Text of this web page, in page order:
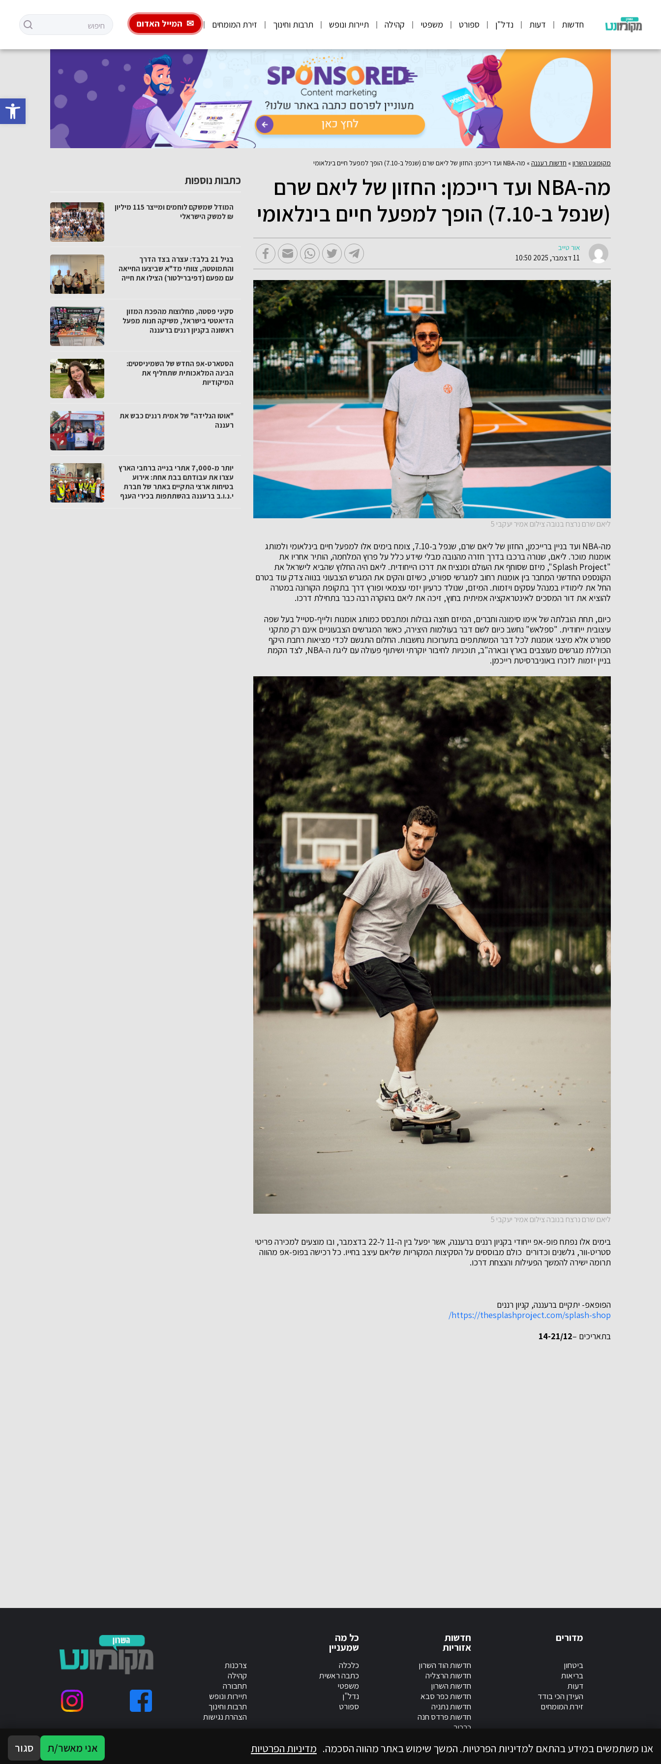
פתח
חדשות דעות נדל"ן ספורט משפטי קהילה תיירות ונופש תרבות וחינוך זירת המומחים המייל האדום
מקומונט השרון» חדשות רעננה» מה-NBA ועד רייכמן: החזון של ליאם שרם (שנפל ב-7.10) הופך למפעל חיים בינלאומי
מה-NBA ועד רייכמן: החזון של ליאם שרם
(שנפל ב-7.10) הופך למפעל חיים בינלאומי
אור טייב
11 דצמבר, 2025 10:50
ליאם שרם נרצח בנובה צילום אמיר יעקבי 5
מה-NBA ועד בניין ברייכמן, החזון של ליאם שרם, שנפל ב-7.10, צומח בימים אלו למפעל חיים בינלאומי ולמותג
אומנות מוכר. ליאם, שנורה ברכבו בדרך חזרה מהנובה מבלי שידע כלל על פרוץ המלחמה, הותיר אחריו את
"Splash Project", מיזם שסוחף את העולם ומנציח את דרכו הייחודית. ליאם היה החלוץ שהביא לישראל את
הקונספט החדשני המחבר בין אומנות רחוב למגרשי ספורט, כשיזם והקים את המגרש הצבעוני בנווה צדק עוד בטרם
החל את לימודיו במנהל עסקים ויזמות. המיזם, שנולד כרעיון יזמי עצמאי ופורץ דרך בתקופת הקורונה במטרה
להוציא את דור המסכים לאינטראקציה אמיתית בחוץ, זיכה את ליאם בהוקרה רבה כבר בתחילת דרכו.
כיום, תחת הובלתה של אימו סימונה וחברים, המיזם חוצה גבולות ומתבסס כמותג אומנות ולייף-סטייל בעל שפה
עיצובית ייחודית. "ספלאש" נחשב כיום לשם דבר בעולמות היצירה, כאשר המגרשים הצבעוניים אינם רק מתקני
ספורט אלא מיצגי אומנות לכל דבר המשתתפים בתערוכות נחשבות. החלום התגשם לכדי מציאות רחבת היקף
הכוללת מגרשים מעוצבים בארץ ובארה"ב, תוכניות לחיבור יוקרתי ושיתוף פעולה עם ליגת ה-NBA, לצד הקמת
בניין יזמות לזכרו באוניברסיטת רייכמן.
ליאם שרם נרצח בנובה צילום אמיר יעקבי 5
בימים אלו נפתח פופ-אפ ייחודי בקניון רננים ברעננה, אשר יפעל בין ה-11 ל-22 בדצמבר, ובו מוצעים למכירה פריטי
סטריט-וור, גלשנים וכדורים כולם מבוססים על הסקיצות המקוריות שליאם עיצב בחייו. כל רכישה בפופ-אפ מהווה
תרומה ישירה להמשך הפעילות והנצחת דרכו.
הפופאפ- יתקיים ברעננה, קניון רננים
https://thesplashproject.com/splash-shop/
בתאריכים –
14-21/12
כתבות נוספות
המודל שמשקם לוחמים ומייצר 115 מיליון
₪ למשק הישראלי
בגיל 21 בלבד: עצרה בצד הדרך
והתמוטטה, צוותי מד"א שביצעו החייאה
עם מפעם (דפיברילטור) הצילו את חייה
סקיני פסטה, מחלוצות מהפכת המזון
הדיאטטי בישראל, משיקה חנות מפעל
ראשונה בקניון רננים ברעננה
הסטארט-אפ החדש של השמיניסטים:
הבינה המלאכותית שתחליף את
המיקודיות
"אוטו הגלידה" של אמית רננים כבש את
רעננה
יותר מ-7,000 אתרי בנייה ברחבי הארץ
עצרו את עבודתם בבת אחת: אירוע
בטיחות ארצי התקיים באתר של חברת
י.נ.ו.ב ברעננה בהשתתפות בכירי הענף
מדורים
ביטחון
בריאות
דעות
העידן הכי בודד
זירת המומחים
חדשות
אזוריות
חדשות הוד השרון
חדשות הרצליה
חדשות השרון
חדשות כפר סבא
חדשות נתניה
חדשות פרדס חנה
כרכור
כל מה
שמעניין
כלכלה
כתבה ראשית
משפטי
נדל"ן
ספורט
צרכנות
קהילה
תחבורה
תיירות ונופש
תרבות וחינוך
הצהרת נגישות
אנו משתמשים במידע בהתאם למדיניות הפרטיות. המשך שימוש באתר מהווה הסכמה. מדיניות הפרטיות אני מאשר/ת סגור